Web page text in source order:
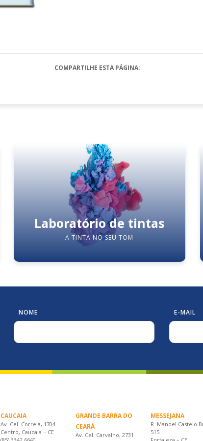
COMPARTILHE ESTA PÁGINA:
Laboratório de tintas
A TINTA NO SEU TOM
NOME E-MAIL
CAUCAIA
Av. Cel. Correia, 1704
Centro, Caucaia – CE
(85) 3342.6640
GRANDE BARRA DO
CEARÁ
Av. Cel. Carvalho, 2731
MESSEJANA
R. Manoel Castelo
515
Fortaleza – CE